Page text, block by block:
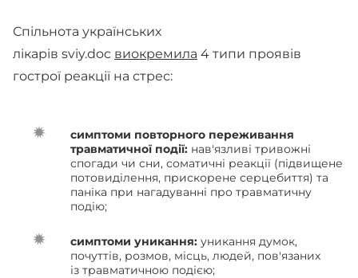
Спільнота українських
лікарів sviy.doc виокремила 4 типи проявів
гострої реакції на стрес:
симптоми повторного переживання
травматичної події: нав'язливі тривожні
спогади чи сни, соматичні реакції (підвищене
потовиділення, прискорене серцебиття) та
паніка при нагадуванні про травматичну
подію;
симптоми уникання: уникання думок,
почуттів, розмов, місць, людей, пов'язаних
із травматичною подією;